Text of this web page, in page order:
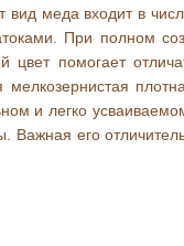
вид меда входит в
При полном
цвет помогает
мелкозернистая
и легко
Важная его